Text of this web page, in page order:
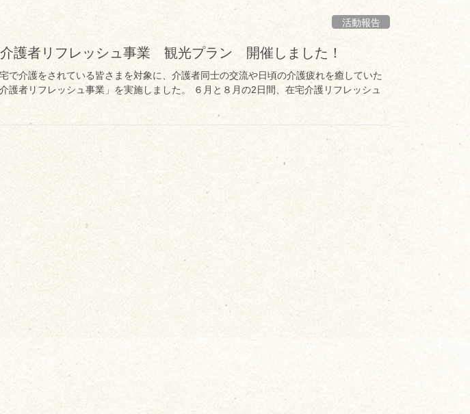
活動報告
護者リフレッシュ事業 観光プラン 開催しました！
で介護をされている皆さまを対象に、介護者同士の交流や日頃の介護疲れを癒していた
護者リフレッシュ事業」を実施しました。 ６月と８月の2日間、在宅介護リフレッシュ